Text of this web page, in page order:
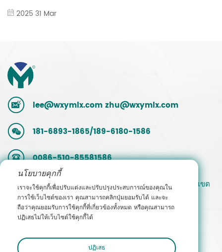
2025 31 Mar
lee@wxymlx.com zhu@wxymlx.com
181-6893-1865/189-6180-1586
0086-510-85581586
เลขที่ 9 ถนน Mengcun สวนอุตสาหกรรม Hudai เขต
Binhu อู๋ซี มณฑลเจียงซู จีน
นโยบายคุกกี้
เราจะใช้คุกกี้เพื่อปรับแต่งและปรับปรุงประสบการณ์ของคุณใน
การใช้เว็บไซต์ของเรา คุณสามารถคลิกปุ่มยอมรับได้ และจะ
ถือว่าคุณยอมรับการใช้คุกกี้ที่เกี่ยวข้องทั้งหมด หรือคุณสามารถ
ปฏิเสธไม่ให้เว็บไซต์ใช้คุกกี้ได้
ปฏิเสธ